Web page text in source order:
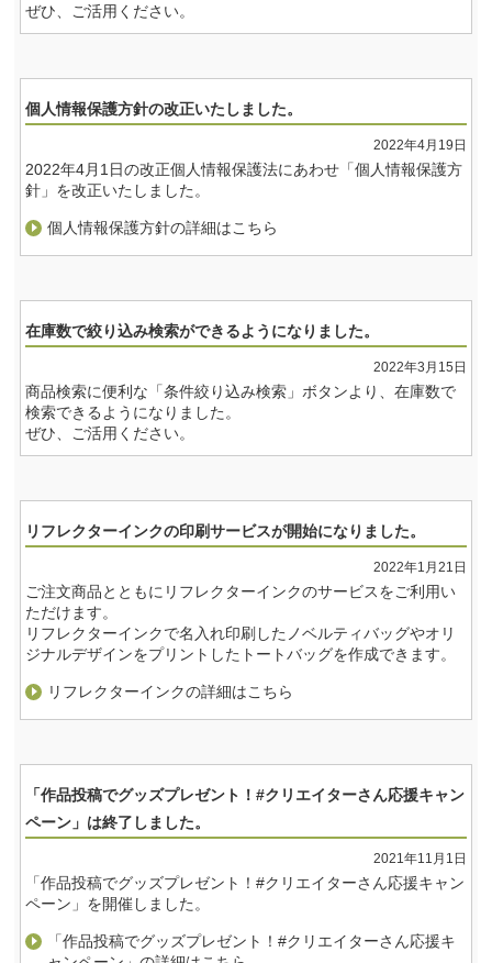
ぜひ、ご活用ください。
個人情報保護方針の改正いたしました。
2022年4月19日
2022年4月1日の改正個人情報保護法にあわせ「個人情報保護方
針」を改正いたしました。
個人情報保護方針の詳細はこちら
在庫数で絞り込み検索ができるようになりました。
2022年3月15日
商品検索に便利な「条件絞り込み検索」ボタンより、在庫数で
検索できるようになりました。
ぜひ、ご活用ください。
リフレクターインクの印刷サービスが開始になりました。
2022年1月21日
ご注文商品とともにリフレクターインクのサービスをご利用い
ただけます。
リフレクターインクで名入れ印刷したノベルティバッグやオリ
ジナルデザインをプリントしたトートバッグを作成できます。
リフレクターインクの詳細はこちら
「作品投稿でグッズプレゼント！#クリエイターさん応援キャン
ペーン」は終了しました。
2021年11月1日
「作品投稿でグッズプレゼント！#クリエイターさん応援キャン
ペーン」を開催しました。
「作品投稿でグッズプレゼント！#クリエイターさん応援キ